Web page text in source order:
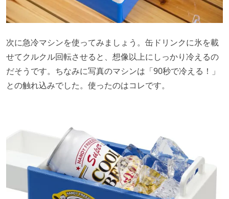
次に急冷マシンを使ってみましょう。缶ドリンクに氷を載
せてクルクル回転させると、想像以上にしっかり冷えるの
だそうです。ちなみに写真のマシンは「90秒で冷える！」
との触れ込みでした。使ったのはコレです。